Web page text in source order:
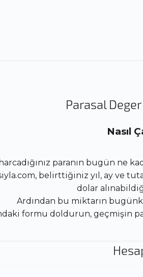
Parasal
Nasıl
paranın bugün ne
belirttiğiniz yıl, ay ve
dolar
Ardından bu miktarın
formu doldurun, geçmişin